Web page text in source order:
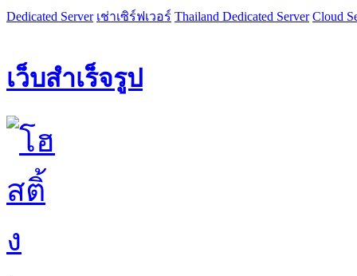
Dedicated Server เช่าเซิร์ฟเวอร์ Thailand Dedicated Server Cloud
เว็บสำเร็จรูป